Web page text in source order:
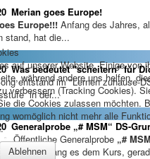
Merian goes Europe!
Europe!!! Anfang des Jahres,
stand, hat die...
Was bedeutet "scheitern" für
entstand im "Lernen zuhause-
in der...
Generalprobe „# MSM“ DS-
Öffentliche Generalprobe „#
Am 6.3. gelang es dem Kurs,
auf unserer Website. Einige von
während andere uns helfen,
verbessern (Tracking Cookies).
die Cookies zulassen möchten.
womöglich nicht mehr alle
Ablehnen